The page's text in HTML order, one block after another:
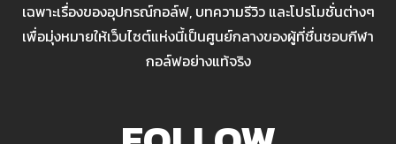
เฉพาะเรื่องของอุปกรณ์กอล์ฟ, บทความรีวิว และโปรโมชั่นต่างๆ
เพื่อมุ่งหมายให้เว็บไซต์แห่งนี้เป็นศูนย์กลางของผู้ที่ชื่นชอบกีฬา
กอล์ฟอย่างแท้จริง